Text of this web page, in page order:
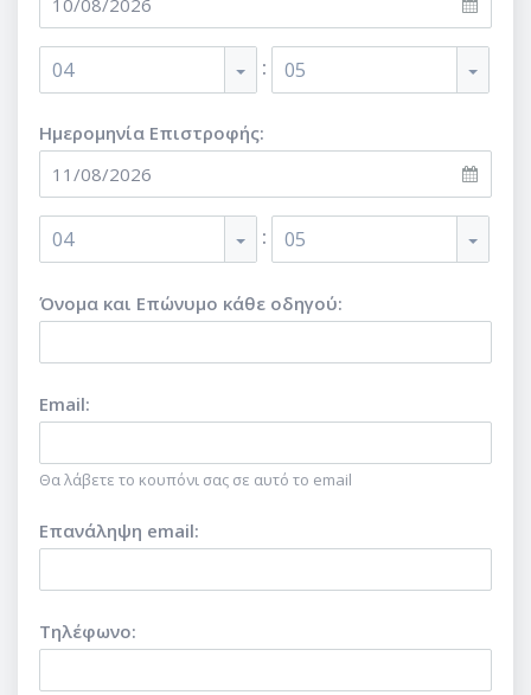
04 : 05
Ημερομηνία Επιστροφής:
04 : 05
Όνομα και Επώνυμο κάθε οδηγού:
Email:
Θα λάβετε το κουπόνι σας σε αυτό το email
Επανάληψη email:
Τηλέφωνο: